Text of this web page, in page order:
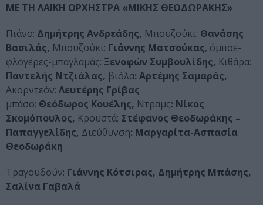
ΜΕ ΤΗ ΛΑΪΚΗ ΟΡΧΗΣΤΡΑ «ΜΙΚΗΣ ΘΕΟΔΩΡΑΚΗΣ»
Πιάνο: Δημήτρης Ανδρεάδης, Μπουζούκι: Θανάσης
Βασιλάς, Μπουζούκι: Γιάννης Ματσούκας, όμποε-
φλογέρες-μπαγλαμάς: Ξενοφών Συμβουλίδης, Κιθάρα:
Παντελής Ντζιάλας, βιόλα: Αρτέμης Σαμαράς,
Ακορντεόν: Λευτέρης Γρίβας
μπάσο: Θεόδωρος Κουέλης, Ντραμς: Νίκος
Σκομόπουλος, Κρουστά: Στέφανος Θεοδωράκης –
Παπαγγελίδης, Διεύθυνση: Μαργαρίτα-Ασπασία
Θεοδωράκη
Τραγουδούν: Γιάννης Κότσιρας, Δημήτρης Μπάσης,
Σαλίνα Γαβαλά